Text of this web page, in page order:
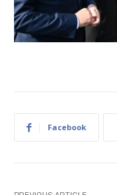
Facebook